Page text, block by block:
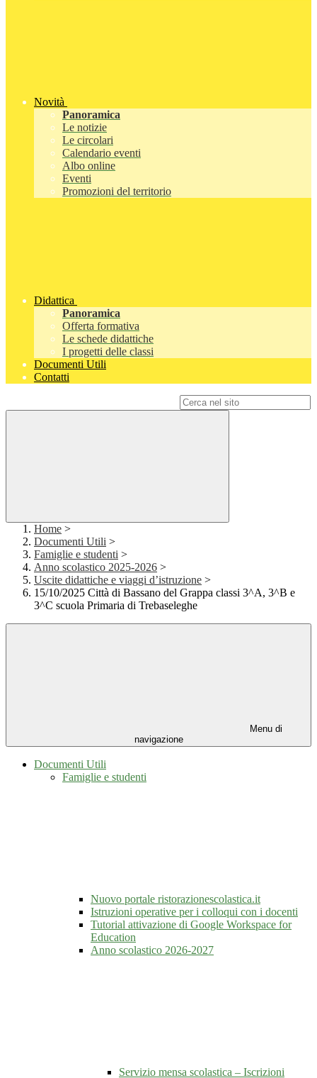
Novità
Panoramica
Le notizie
Le circolari
Calendario eventi
Albo online
Eventi
Promozioni del territorio
Didattica
Panoramica
Offerta formativa
Le schede didattiche
I progetti delle classi
Documenti Utili
Contatti
Home >
Documenti Utili >
Famiglie e studenti >
Anno scolastico 2025-2026 >
Uscite didattiche e viaggi d’istruzione >
15/10/2025 Città di Bassano del Grappa classi 3^A, 3^B e
3^C scuola Primaria di Trebaseleghe
Menu di
navigazione
Documenti Utili
Famiglie e studenti
Nuovo portale ristorazionescolastica.it
Istruzioni operative per i colloqui con i docenti
Tutorial attivazione di Google Workspace for
Education
Anno scolastico 2026-2027
Servizio mensa scolastica – Iscrizioni